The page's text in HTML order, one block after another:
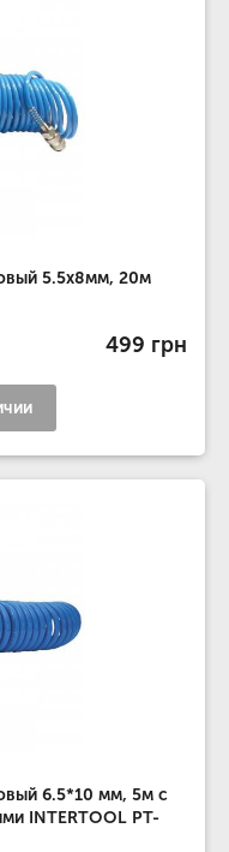
5.5x8мм, 20м
499 грн
6.5*10 мм, 5м с
INTERTOOL PT-